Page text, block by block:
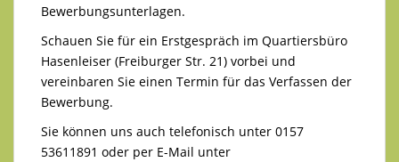
Bewerbungsunterlagen.
Schauen Sie für ein Erstgespräch im Quartiersbüro
Hasenleiser (Freiburger Str. 21) vorbei und
vereinbaren Sie einen Termin für das Verfassen der
Bewerbung.
Sie können uns auch telefonisch unter 0157
53611891 oder per E-Mail unter